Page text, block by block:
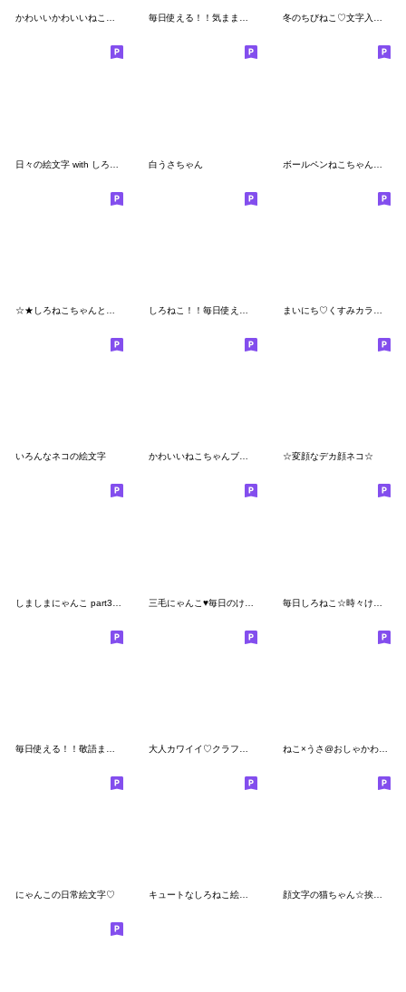
かわいいかわいいねこちゃんず 毎日使える！！気ままなシロネコ❤❤ 冬のちびねこ♡文字入り絵文字
白うさちゃん
いろんなネコの絵文字 かわいいねこちゃんブラザーズ ☆変顔なデカ顔ネコ☆
ねこ×うさ@おしゃかわ絵文字
にゃんこの日常絵文字♡ キュートなしろねこ絵文字 顔文字の猫ちゃん☆挨拶&表情いろいろ